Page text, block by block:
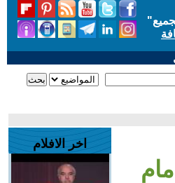
"
اخر الافلام